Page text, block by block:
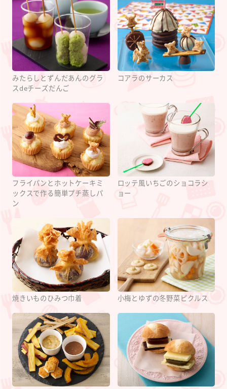
みたらしとずんだあんのグラ
スdeチーズだんご
コアラのサーカス
フライパンとホットケーキミ
ックスで作る簡単プチ蒸しパ
ン
ロッテ風いちごのショコラシ
ョー
焼きいものひみつ巾着 小梅とゆずの冬野菜ピクルス